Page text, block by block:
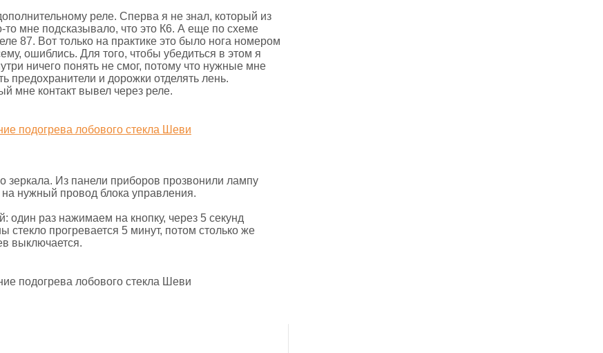
реле. Сперва я не знал, который из
то мне подсказывало, что это К6. А еще по схеме
87. Вот только на практике это было нога номером
ошиблись. Для того, чтобы убедиться в этом я
ничего понять не смог, потому что нужные мне
предохранители и дорожки отделять лень.
мне контакт вывел через реле.
зеркала. Из панели приборов прозвонили лампу
нужный провод блока управления.
раз нажимаем на кнопку, через 5 секунд
стекло прогревается 5 минут, потом столько же
выключается.